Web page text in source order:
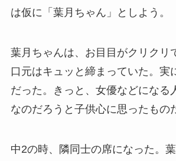
は仮に「葉月ちゃん」としよう。
葉月ちゃんは、お目目がクリクリ
口元はキュッと締まっていた。実
だった。きっと、女優などになる
なのだろうと子供心に思ったもの
中2の時、隣同士の席になった。